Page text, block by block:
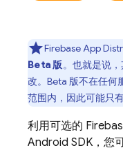
Firebase App
Beta 版。也就是说
改。Beta 版不在任何
范围内，因此可能只
利用可选的
Android SDK，您